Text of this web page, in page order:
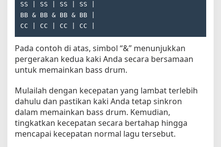
SS | SS | SS | SS |
BB & BB & BB & BB |
Pada contoh di atas, simbol “&” menunjukkan
pergerakan kedua kaki Anda secara bersamaan
untuk memainkan bass drum.
Mulailah dengan kecepatan yang lambat terlebih
dahulu dan pastikan kaki Anda tetap sinkron
dalam memainkan bass drum. Kemudian,
tingkatkan kecepatan secara bertahap hingga
mencapai kecepatan normal lagu tersebut.